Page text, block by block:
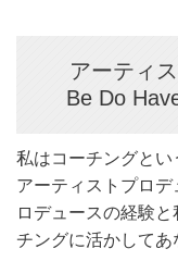
アーティ
Be Do
私はコーチングと
アーティストプロ
ロデュースの経験
チングに活かしてあ